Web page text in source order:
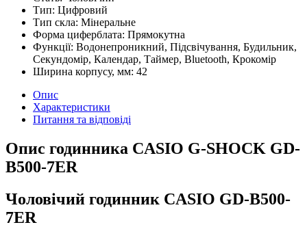
Тип: Цифровий
Тип скла: Мінеральне
Форма циферблата: Прямокутна
Функції: Водонепроникний, Підсвічування, Будильник,
Секундомір, Календар, Таймер, Bluetooth, Крокомір
Ширина корпусу, мм: 42
Опис
Характеристики
Питання та відповіді
Опис годинника CASIO G-SHOCK GD-
B500-7ER
Чоловічий годинник CASIO GD-B500-
7ER